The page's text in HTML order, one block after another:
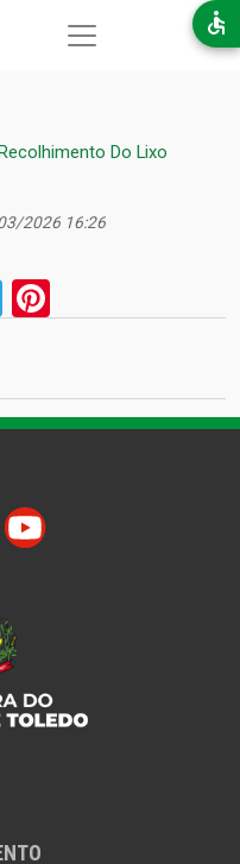
para o conteúdo principal
Do Lixo
2026 16:26
Telegram
do livro